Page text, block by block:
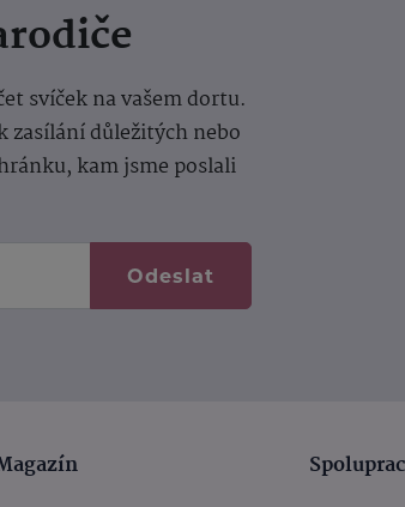
svíček na vašem dortu.
zasílání důležitých nebo
kam jsme poslali
Odeslat